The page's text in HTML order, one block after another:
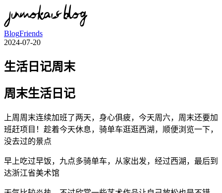
BlogFriends
2024-07-20
生活日记周末
周末生活日记
上周周末连续加班了两天，身心俱疲，今天周六，周末还要加
班赶项目！趁着今天休息，骑单车逛逛西湖，顺便浏览一下，
没去过的景点
早上吃过早饭，九点多骑单车，从家出发，经过西湖，最后到
达浙江省美术馆